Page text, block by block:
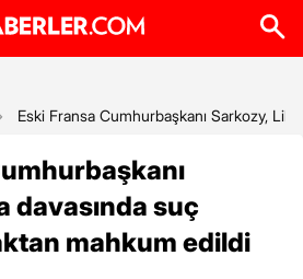
Eski Fransa Cumhurbaşkanı Sarkozy,
davasında suç
mahkum edildi